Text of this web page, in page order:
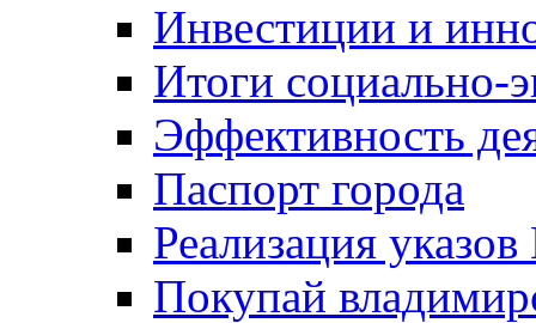
Инвестиции и
Итоги социально-
Эффективность
Паспорт города
Реализация
Покупай